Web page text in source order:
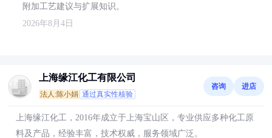
附加工艺建议与扩展知识。
2026年8月4日
上海缘江化工有限公司
法人:陈小娟 通过真实性核验
咨询 进店
上海缘江化工，2016年成立于上海宝山区，专业供应多种化工原
料及产品，经验丰富，技术权威，服务领域广泛。